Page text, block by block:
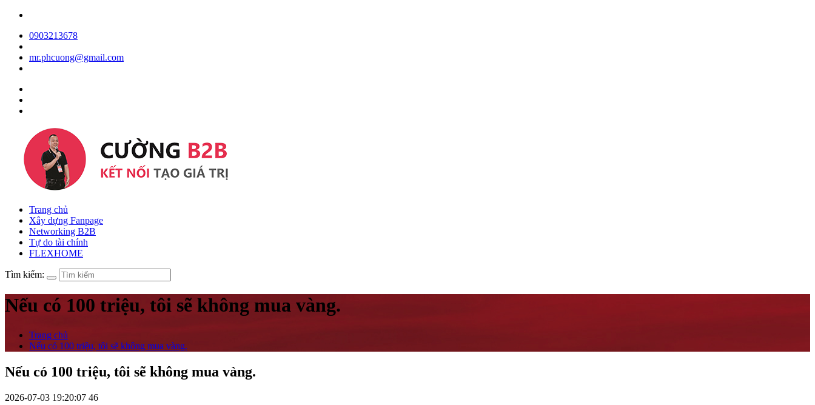
0903213678
mr.phcuong@gmail.com
Trang chủ
Xây dựng Fanpage
Networking B2B
Tự do tài chính
FLEXHOME
Tìm kiếm:
Nếu có 100 triệu, tôi sẽ không mua vàng.
Trang chủ
Nếu có 100 triệu, tôi sẽ không mua vàng.
Nếu có 100 triệu, tôi sẽ không mua vàng.
2026-07-03 19:20:07 46